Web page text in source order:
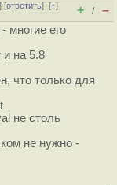
] [ответить][↑]
+ / –
многие его
и на 5.8
что только для
не столь
не нужно -